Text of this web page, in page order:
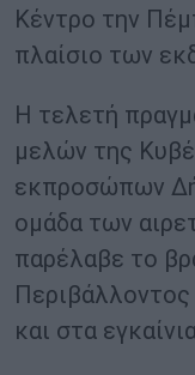
Κέντρο την
πλαίσιο των
Η τελετή
μελών της
εκπροσώπων
ομάδα των
παρέλαβε το
και στα